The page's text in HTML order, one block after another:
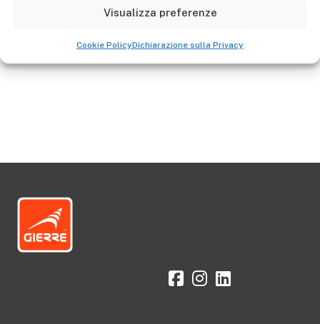
Visualizza preferenze
Cookie PolicyDichiarazione sulla Privacy